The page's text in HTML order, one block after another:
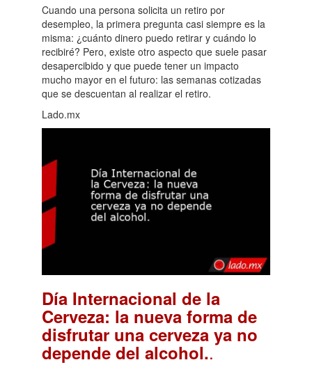
Cuando una persona solicita un retiro por
desempleo, la primera pregunta casi siempre es la
misma: ¿cuánto dinero puedo retirar y cuándo lo
recibiré? Pero, existe otro aspecto que suele pasar
desapercibido y que puede tener un impacto
mucho mayor en el futuro: las semanas cotizadas
que se descuentan al realizar el retiro.
Lado.mx
Día Internacional de la
Cerveza: la nueva forma de
disfrutar una cerveza ya no
depende del alcohol..